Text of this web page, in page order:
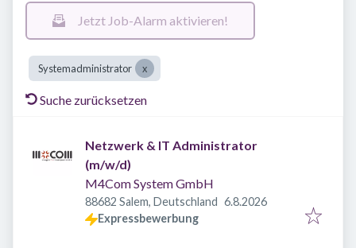
Jetzt Job-Alarm aktivieren!
Systemadministrator
Suche zurücksetzen
Netzwerk & IT Administrator
(m/w/d)
M4Com System GmbH
88682 Salem, Deutschland Veröffentlicht
6.8.2026
Expressbewerbung